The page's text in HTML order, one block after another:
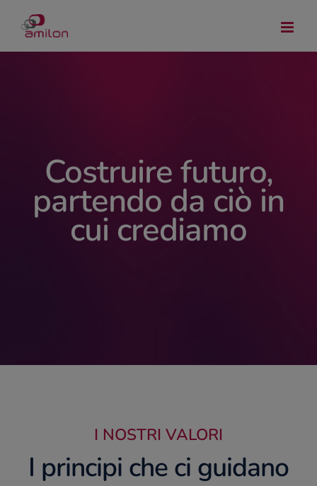
content
Costruire futuro,
partendo da ciò in
cui crediamo
I NOSTRI VALORI
I principi che ci guidano